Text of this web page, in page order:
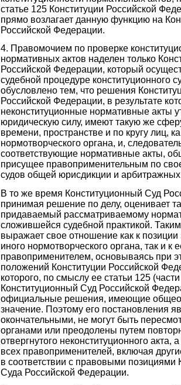
статье 125 Конституции Российской
прямо возлагает данную функцию на
Российской Федерации.
4. Правомочием по проверке
нормативных актов наделен только
Российской Федерации, который
судебной процедуре конституционного
обусловлено тем, что решения
Российской Федерации, в результате
неконституционные нормативные акты
юридическую силу, имеют такую же
времени, пространстве и по кругу лиц,
нормотворческого органа, и,
соответствующие нормативные акты,
присущее правоприменительным по
судов общей юрисдикции и арбитражных
В то же время Конституционный Суд
принимая решение по делу, оценивает
придаваемый рассматриваемому
сложившейся судебной практикой.
выражает свое отношение как к позиции
иного нормотворческого органа, так и к
правоприменителем, основываясь при
положений Конституции Российской
которого, по смыслу ее статьи 125
Конституционный Суд Российской
официальные решения, имеющие
значение. Поэтому его постановления
окончательными, не могут быть
органами или преодолены путем
отвергнутого неконституционного акта,
всех правоприменителей, включая
в соответствии с правовыми позициями
Суда Российской Федерации.